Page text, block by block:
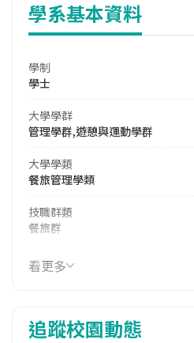
學系基本資料
學制
學士
大學學群
管理學群,遊憩與運動學群
大學學類
餐旅管理學類
技職群類
餐旅群
學系電話
(04)8359000 #4400
彰化縣員林市山腳路三段2巷6號
看更多
追蹤校園動態